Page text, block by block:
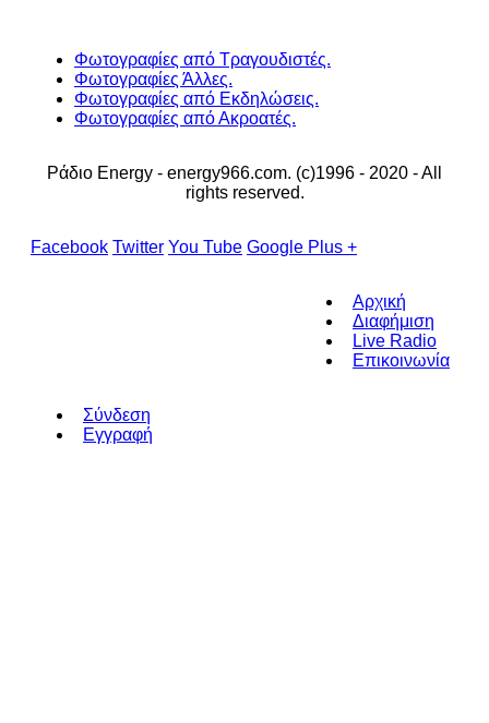
Φωτογραφίες από Τραγουδιστές.
Φωτογραφίες Άλλες.
Φωτογραφίες από Εκδηλώσεις.
Φωτογραφίες από Ακροατές.
Ράδιο Energy - energy966.com. (c)1996 - 2020 - All
rights reserved.
Facebook Twitter You Tube Google Plus +
Αρχική
Διαφήμιση
Live Radio
Επικοινωνία
Σύνδεση
Εγγραφή